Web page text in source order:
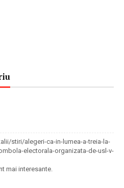
stiri/alegeri-ca-in-lumea-a-treia-la-
electorala-organizata-de-usl-v-
mai interesante.